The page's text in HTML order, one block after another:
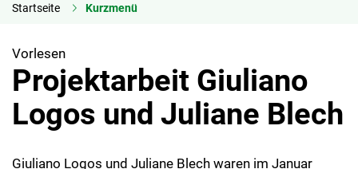
Startseite Kurzmenü
Vorlesen
Projektarbeit Giuliano
Logos und Juliane Blech
Giuliano Logos und Juliane Blech waren im Januar